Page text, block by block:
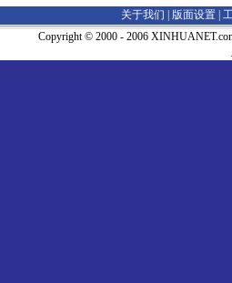
关于我们 | 版面设置
Copyright © 2000 - 2006